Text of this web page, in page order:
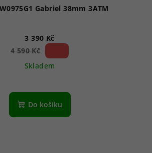
Gabriel 38mm 3ATM
3 390 Kč
4 590 Kč
Skladem
Do košíku